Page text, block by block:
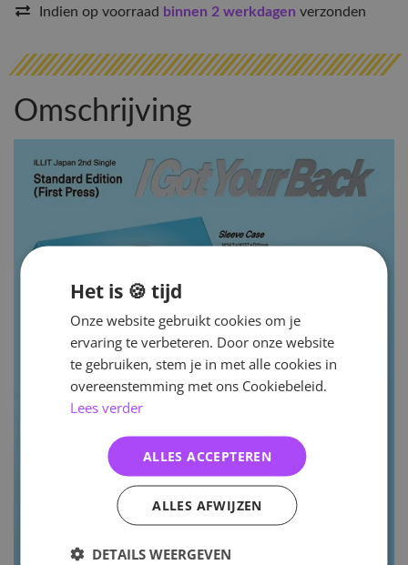
Indien op voorraad binnen 2 werkdagen verzonden
Omschrijving
Het is 🍪 tijd
Onze website gebruikt cookies om je
ervaring te verbeteren. Door onze website
te gebruiken, stem je in met alle cookies in
overeenstemming met ons Cookiebeleid.
Lees verder
ALLES ACCEPTEREN
ALLES AFWIJZEN
DETAILS WEERGEVEN